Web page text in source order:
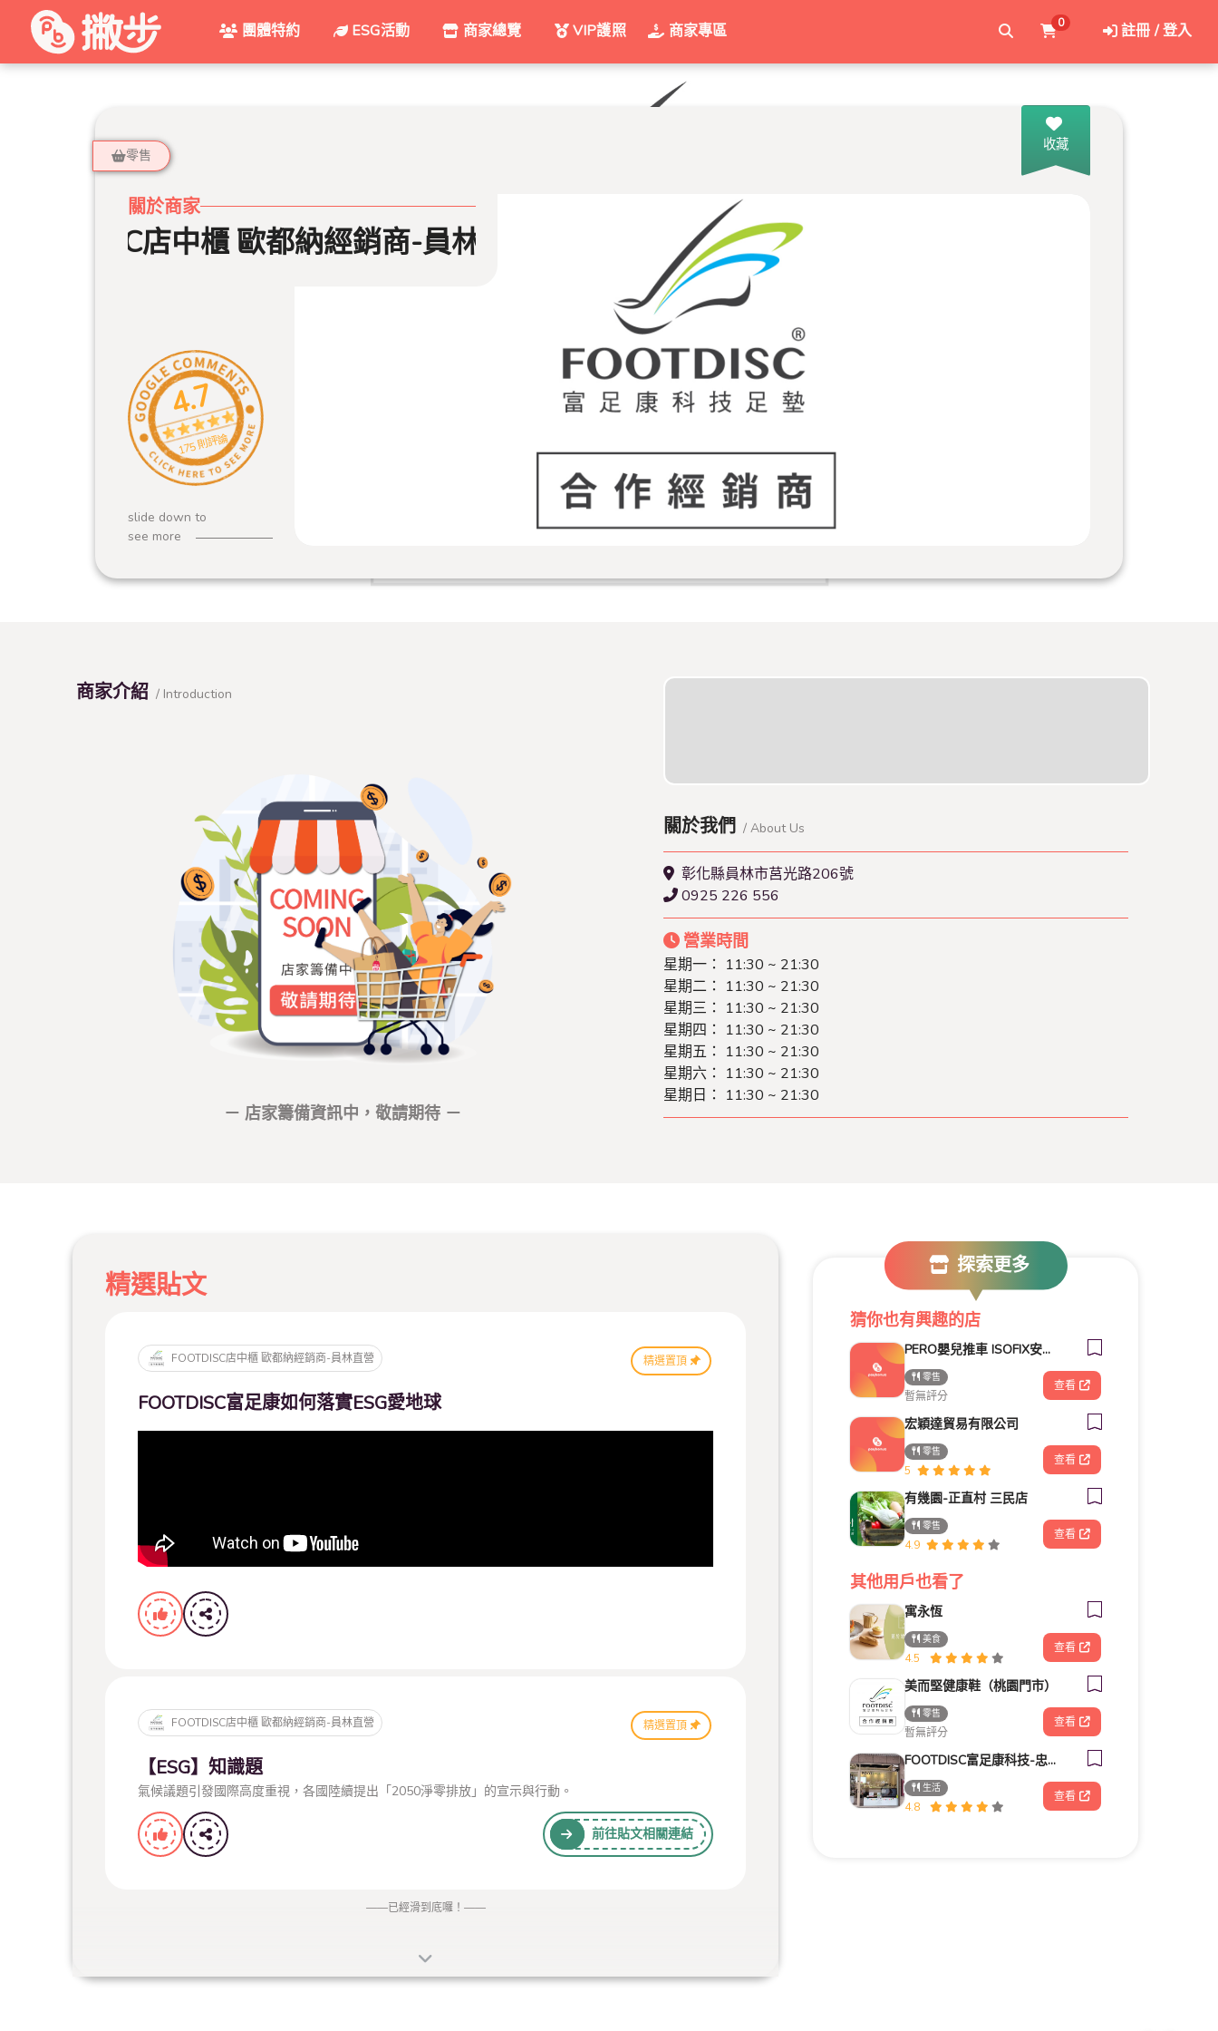
團體特約 ESG活動 商家總覽 VIP護照 商家專區 0 註冊 / 登入
收藏
零售
關於商家
店中櫃 歐都納經銷商-員林直營 FOOTDISC店中櫃 歐都納經銷商-員林直營
4.7
175 則評論
slide down to
see more
商家介紹 / Introduction
－ 店家籌備資訊中，敬請期待 －
關於我們 / About Us
彰化縣員林市莒光路206號
0925 226 556
營業時間
星期一： 11:30 ~ 21:30
星期二： 11:30 ~ 21:30
星期三： 11:30 ~ 21:30
星期四： 11:30 ~ 21:30
星期五： 11:30 ~ 21:30
星期六： 11:30 ~ 21:30
星期日： 11:30 ~ 21:30
精選貼文
FOOTDISC店中櫃 歐都納經銷商-員林直營 精選置頂
FOOTDISC富足康如何落實ESG愛地球
FOOTDISC店中櫃 歐都納經銷商-員林直營 精選置頂
【ESG】知識題
氣候議題引發國際高度重視，各國陸續提出「2050淨零排放」的宣示與行動。
前往貼文相關連結
——已經滑到底囉！ ——
探索更多
猜你也有興趣的店
PERO嬰兒推車 ISOFIX安全座椅
零售
暫無評分
查看
宏穎達貿易有限公司
零售
5
查看
有幾園-正直村 三民店
零售
4.9
查看
其他用戶也看了
寓永恆
美食
4.5
查看
美而堅健康鞋（桃園門市）
零售
暫無評分
查看
FOOTDISC富足康科技-忠孝直營門市
生活
4.8
查看